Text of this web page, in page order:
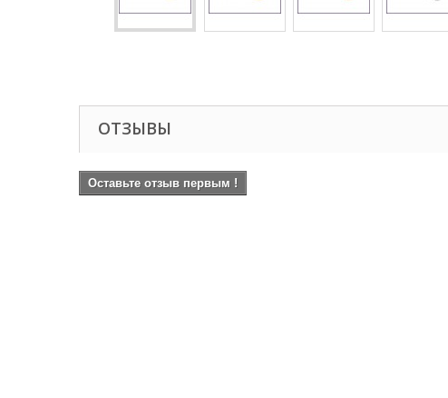
ОТЗЫВЫ
Оставьте отзыв первым !